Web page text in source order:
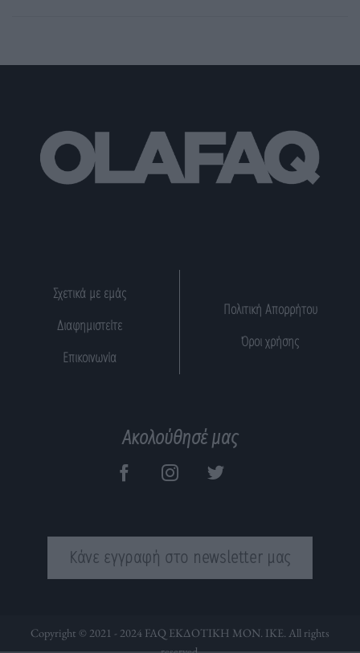
Σχετικά με εμάς
Διαφημιστείτε
Επικοινωνία
Πολιτική Απορρήτου
Όροι χρήσης
Ακολούθησέ μας
Κάνε εγγραφή στο newsletter μας
Copyright © 2021 - 2024 FAQ ΕΚΔΟΤΙΚΗ ΜΟΝ. ΙΚΕ. All rights